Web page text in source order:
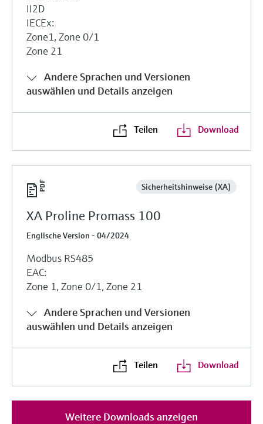
II2D
IECEx:
Zone1, Zone 0/1
Zone 21
Andere Sprachen und Versionen
auswählen und Details anzeigen
Teilen Download
Sicherheitshinweise (XA)
XA Proline Promass 100
Englische Version - 04/2024
Modbus RS485
EAC:
Zone 1, Zone 0/1, Zone 21
Andere Sprachen und Versionen
auswählen und Details anzeigen
Teilen Download
Weitere Downloads anzeigen